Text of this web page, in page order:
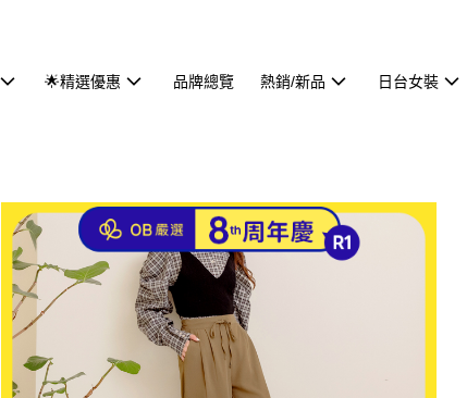
🌟精選優惠 品牌總覽 熱銷/新品 日台女裝